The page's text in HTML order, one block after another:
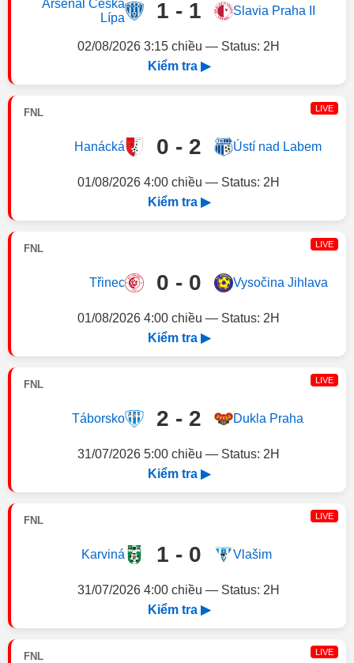
Arsenal Česká
Lípa
1 - 1 Slavia Praha II
02/08/2026 3:15 chiều — Status: 2H
Kiểm tra ▶
FNL LIVE
Hanácká 0 - 2 Ústí nad Labem
01/08/2026 4:00 chiều — Status: 2H
Kiểm tra ▶
FNL LIVE
Třinec 0 - 0 Vysočina Jihlava
01/08/2026 4:00 chiều — Status: 2H
Kiểm tra ▶
FNL LIVE
Táborsko 2 - 2 Dukla Praha
31/07/2026 5:00 chiều — Status: 2H
Kiểm tra ▶
FNL LIVE
Karviná 1 - 0 Vlašim
31/07/2026 4:00 chiều — Status: 2H
Kiểm tra ▶
FNL LIVE